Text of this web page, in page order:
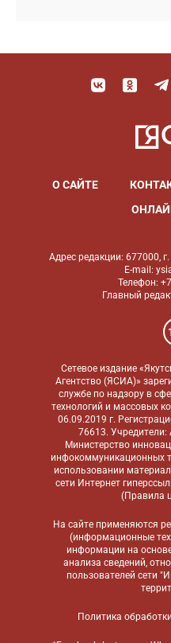
О САЙТЕ
Адрес редакции: 677000,
E-mail:
Телефон:
Главный
Сетевое издание
Агентство (ЯСИА)»
службе по надзору в
технологий и массовых
06.09.2019 г.
76613.
Министерство
инфокоммуникационных
использовании
сети Интернет
(Правила
На сайте применяются
(информационные
информации на
анализа сведений,
пользователей сети
Политика